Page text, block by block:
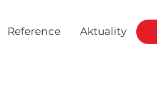
Reference Aktuality